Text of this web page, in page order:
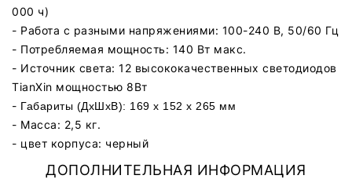
000 ч)
- Работа с разными напряжениями: 100-240 В, 50/60 Гц
- Потребляемая мощность: 140 Вт макс.
- Источник света: 12 высококачественных светодиодов
TianXin мощностью 8Вт
- Габариты (ДxШxВ): 169 x 152 x 265 мм
- Масса: 2,5 кг.
- цвет корпуса: черный
ДОПОЛНИТЕЛЬНАЯ ИНФОРМАЦИЯ